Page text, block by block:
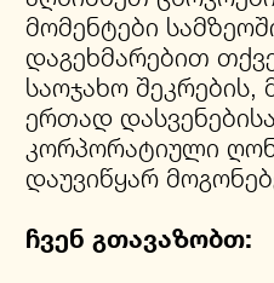
მომენტები
დაგეხმარებით
საოჯახო შეკრების,
ერთად
კორპორატიული
დაუვიწყარ
ჩვენ გთავაზობთ: